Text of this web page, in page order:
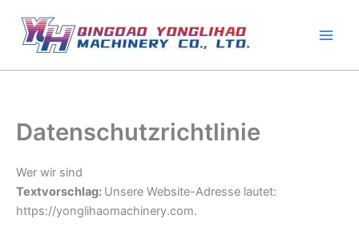
Inhalt
springen
Datenschutzrichtlinie
Wer wir sind
Textvorschlag: Unsere Website-Adresse lautet:
https://yonglihaomachinery.com.